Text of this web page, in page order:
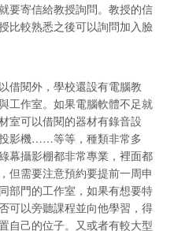
要寄信給教授詢問。教授的信
比較熟悉之後可以詢問加入臉
借閱外，學校還設有電腦教
工作室。如果電腦軟體不足就
室可以借閱的器材有錄音設
影機……等等，種類非常多
幕攝影棚都非常專業，裡面都
但需要注意預約要提前一周申
部門的工作室，如果有想要特
可以旁聽課程並向他學習，得
自己的位子。又或者有較大型